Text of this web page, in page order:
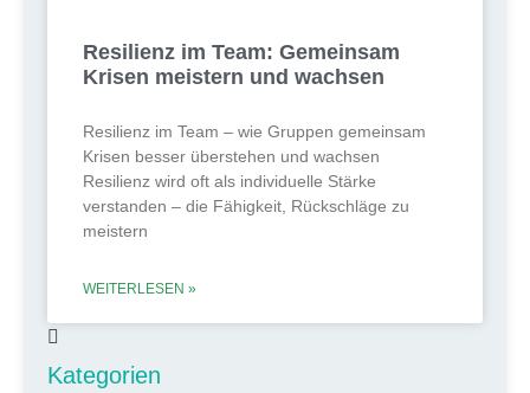
Resilienz im Team: Gemeinsam
Krisen meistern und wachsen
Resilienz im Team – wie Gruppen gemeinsam
Krisen besser überstehen und wachsen
Resilienz wird oft als individuelle Stärke
verstanden – die Fähigkeit, Rückschläge zu
meistern
WEITERLESEN »
Kategorien